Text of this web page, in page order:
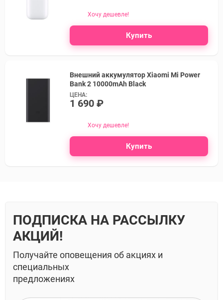
Хочу дешевле!
Купить
Внешний аккумулятор Xiaomi Mi Power
Bank 2 10000mAh Black
ЦЕНА:
1 690 ₽
Хочу дешевле!
Купить
ПОДПИСКА НА РАССЫЛКУ
АКЦИЙ!
Получайте оповещения об акциях и
специальных
предложениях